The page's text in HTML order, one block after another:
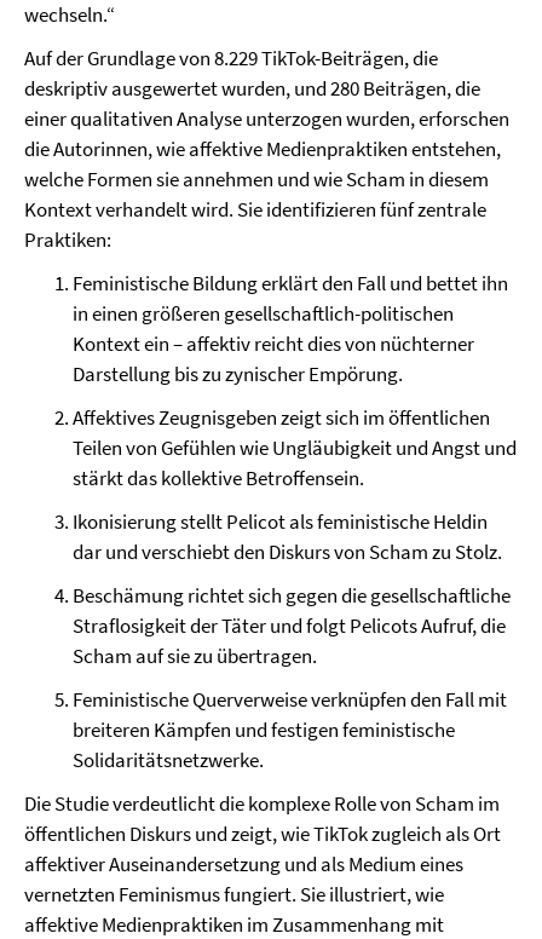
wechseln.“
Auf der Grundlage von 8.229 TikTok-Beiträgen, die
deskriptiv ausgewertet wurden, und 280 Beiträgen, die
einer qualitativen Analyse unterzogen wurden, erforschen
die Autorinnen, wie affektive Medienpraktiken entstehen,
welche Formen sie annehmen und wie Scham in diesem
Kontext verhandelt wird. Sie identifizieren fünf zentrale
Praktiken:
Feministische Bildung erklärt den Fall und bettet ihn
in einen größeren gesellschaftlich-politischen
Kontext ein – affektiv reicht dies von nüchterner
Darstellung bis zu zynischer Empörung.
Affektives Zeugnisgeben zeigt sich im öffentlichen
Teilen von Gefühlen wie Ungläubigkeit und Angst und
stärkt das kollektive Betroffensein.
Ikonisierung stellt Pelicot als feministische Heldin
dar und verschiebt den Diskurs von Scham zu Stolz.
Beschämung richtet sich gegen die gesellschaftliche
Straflosigkeit der Täter und folgt Pelicots Aufruf, die
Scham auf sie zu übertragen.
Feministische Querverweise verknüpfen den Fall mit
breiteren Kämpfen und festigen feministische
Solidaritätsnetzwerke.
Die Studie verdeutlicht die komplexe Rolle von Scham im
öffentlichen Diskurs und zeigt, wie TikTok zugleich als Ort
affektiver Auseinandersetzung und als Medium eines
vernetzten Feminismus fungiert. Sie illustriert, wie
affektive Medienpraktiken im Zusammenhang mit